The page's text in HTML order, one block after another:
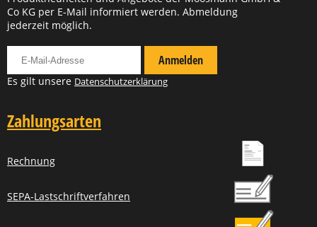
Co KG per E-Mail informiert werden. Abmeldung
jederzeit möglich.
Anmelden
Es gilt unsere Datenschutzerklärung
Zahlungsarten
Rechnung
SEPA-Lastschriftverfahren